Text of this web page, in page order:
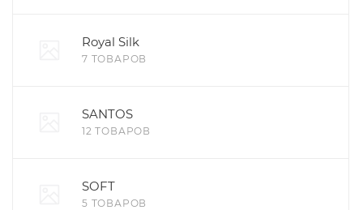
Royal Silk
7 ТОВАРОВ
SANTOS
12 ТОВАРОВ
SOFT
5 ТОВАРОВ